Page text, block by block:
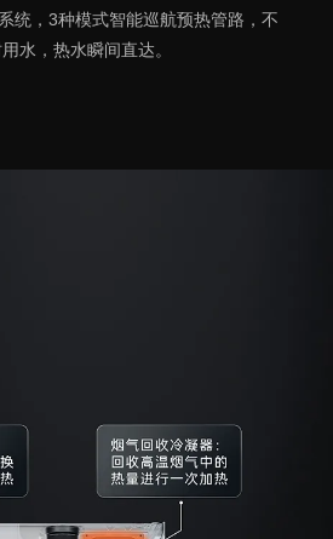
统，3种模式智能巡航预热管路，不
水，热水瞬间直达。